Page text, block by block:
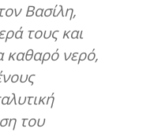
Βασίλη,
τους και
καθαρό νερό,
του